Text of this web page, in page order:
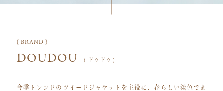
{ BRAND }
DOUDOU ( ドゥドゥ )
今季トレンドのツイードジャケットを主役に、春らしい淡色でま